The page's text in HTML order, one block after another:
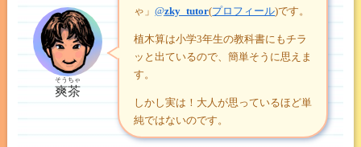
爽茶
そうちゃ
ゃ」@zky_tutor(プロフィール)です。
植木算は小学3年生の教科書にもチラ
ッと出ているので、簡単そうに思えま
す。
しかし実は！大人が思っているほど単
純ではないのです。